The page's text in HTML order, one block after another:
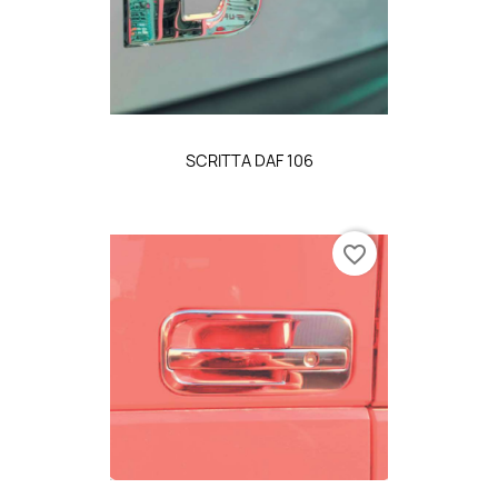
SCRITTA DAF 106
favorite_border